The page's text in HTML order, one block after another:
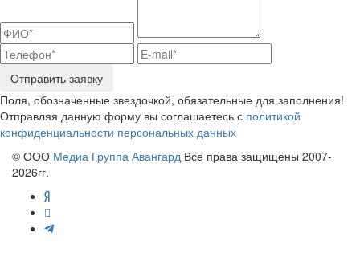
Отправить заявку
Поля, обозначенные звездочкой, обязательные для заполнения!
Отправляя данную форму вы соглашаетесь с политикой
конфиденциальности персональных данных
© ООО Медиа Группа Авангард Все права защищены 2007-
2026гг.